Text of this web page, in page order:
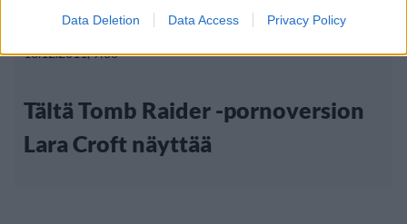
Data Deletion Data Access Privacy Policy
18.12.2011, 9:30
Tältä Tomb Raider -pornoversion
Lara Croft näyttää